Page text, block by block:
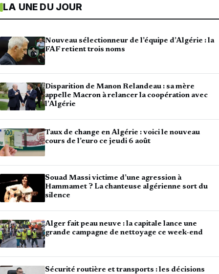
LA UNE DU JOUR
Nouveau sélectionneur de l’équipe d’Algérie : la
FAF retient trois noms
Disparition de Manon Relandeau : sa mère
appelle Macron à relancer la coopération avec
l’Algérie
Taux de change en Algérie : voici le nouveau
cours de l’euro ce jeudi 6 août
Souad Massi victime d’une agression à
Hammamet ? La chanteuse algérienne sort du
silence
Alger fait peau neuve : la capitale lance une
grande campagne de nettoyage ce week-end
Sécurité routière et transports : les décisions